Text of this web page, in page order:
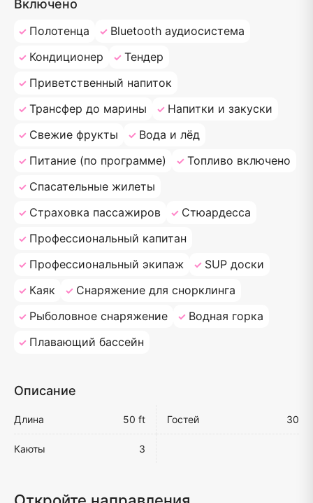
Включено
Полотенца
Bluetooth аудиосистема
Кондиционер
Тендер
Приветственный напиток
Трансфер до марины
Напитки и закуски
Свежие фрукты
Вода и лёд
Питание (по программе)
Топливо включено
Спасательные жилеты
Страховка пассажиров
Стюардесса
Профессиональный капитан
Профессиональный экипаж
SUP доски
Каяк
Снаряжение для снорклинга
Рыболовное снаряжение
Водная горка
Плавающий бассейн
Описание
Длина 50 ft Гостей 30
Каюты 3